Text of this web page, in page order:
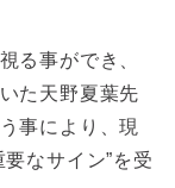
る事ができ、
た天野夏葉先
事により、現
なサイン”を受